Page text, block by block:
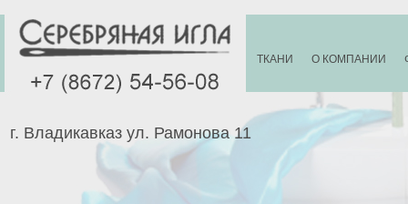
ТКАНИ О КОМПАНИИ
г. Владикавказ ул. Рамонова 11